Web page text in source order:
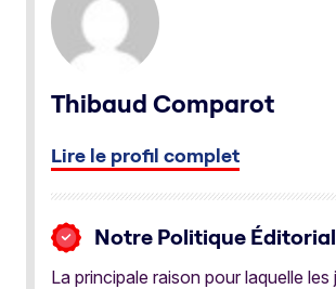
Thibaud Comparot
Lire le profil complet
Notre Politique
La principale raison pour laquelle